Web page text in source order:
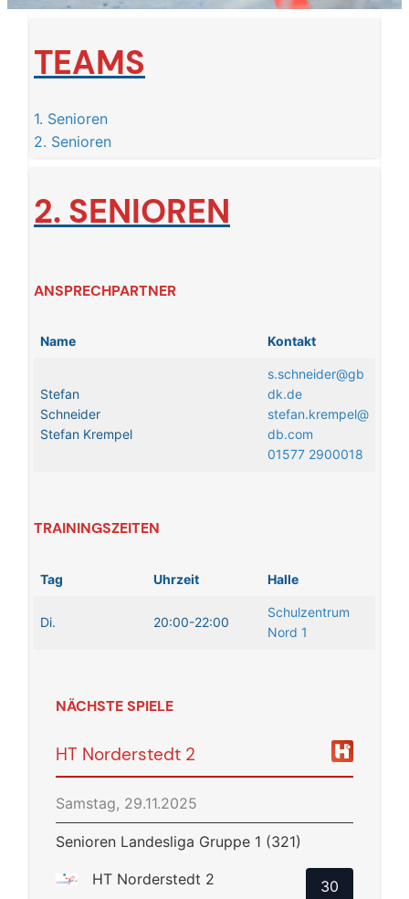
TEAMS
1. Senioren
2. Senioren
2. SENIOREN
ANSPRECHPARTNER
Name Kontakt
Stefan
Schneider
Stefan Krempel
s.schneider@gb
dk.de
stefan.krempel@
db.com
01577 2900018
TRAININGSZEITEN
Tag Uhrzeit Halle
Di. 20:00-22:00
Schulzentrum
Nord 1
NÄCHSTE SPIELE
HT Norderstedt 2
Samstag, 29.11.2025
Senioren Landesliga Gruppe 1 (321)
HT Norderstedt 2
30